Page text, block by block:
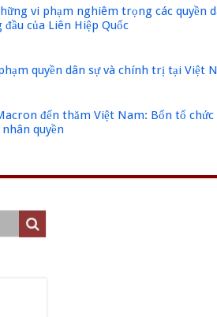
vi phạm nghiêm trọng các quyền
của Liên Hiệp Quốc
quyền dân sự và chính trị tại Việt
đến thăm Việt Nam: Bốn tổ
quyền